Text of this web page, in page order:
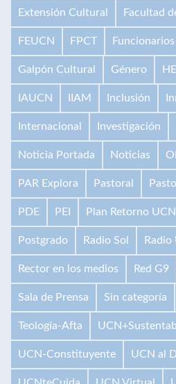
Extensión Cultural Facultad
FEUCN FPCT Funcionarios
Galpón Cultural Género
IAUCN IIAM Inclusión
Internacional Investigación
Noticia Portada Noticias
PAR Explora Pastoral
PDE PEI Plan Retorno UCN
Postgrado Radio Sol Radio
Rector en los medios Red G9
Sala de Prensa Sin categoría
Teología-Afta
UCN-Constituyente UCN al